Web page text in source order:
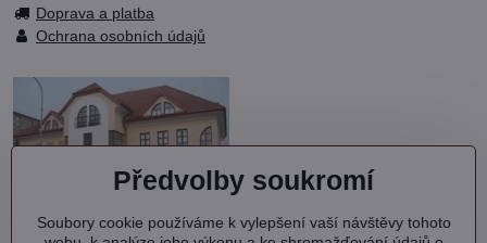
Doprava a platba
Ochrana osobních údajů
OC KVARTET s.r.o.
Předvolby soukromí
Soubory cookie používáme k vylepšení vaší návštěvy tohoto